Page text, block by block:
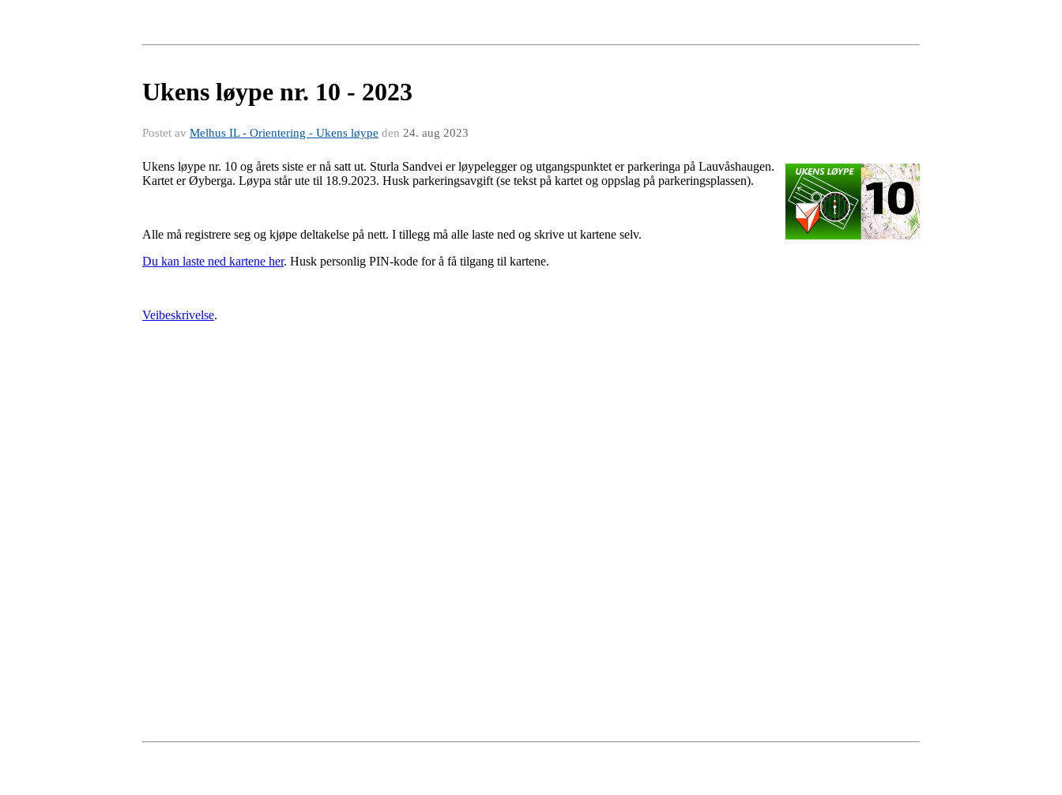
Ukens løype nr. 10 - 2023
Postet av Melhus IL - Orientering - Ukens løype den 24. aug 2023
Ukens løype nr. 10 og årets siste er nå satt ut. Sturla Sandvei er løypelegger og utgangspunktet er parkeringa på Lauvåshaugen.
Kartet er Øyberga. Løypa står ute til 18.9.2023. Husk parkeringsavgift (se tekst på kartet og oppslag på parkeringsplassen).
Alle må registrere seg og kjøpe deltakelse på nett. I tillegg må alle laste ned og skrive ut kartene selv.
Du kan laste ned kartene her. Husk personlig PIN-kode for å få tilgang til kartene.
Veibeskrivelse.